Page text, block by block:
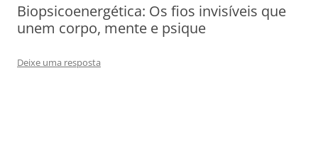
Biopsicoenergética: Os fios invisíveis que
unem corpo, mente e psique
Deixe uma resposta